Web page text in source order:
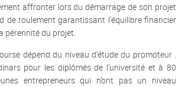
affronter lors du démarrage de son projet
de roulement garantissant l’équilibre financier
pérennité du projet.
dépend du niveau d’étude du promoteur .
pour les diplômés de l’université et à 80
entrepreneurs qui n’ont pas un niveau